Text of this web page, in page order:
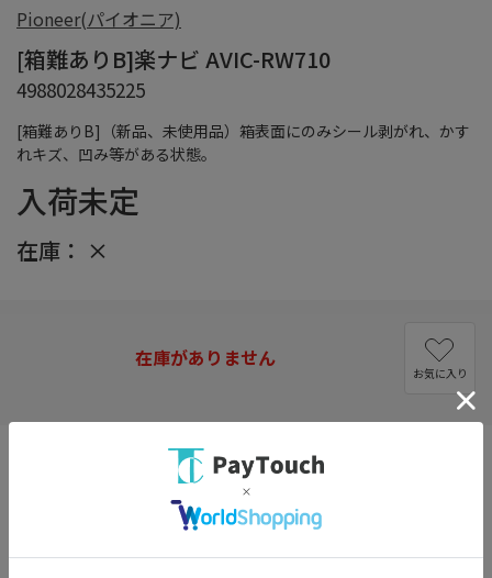
[箱難ありB]（新品、未使用品）箱表面にのみシール剥がれ、かす
れキズ、凹み等がある状態。
Pioneer(パイオニア)
[箱難ありB]楽ナビ AVIC-RW710
4988028435225
入荷未定
在庫： ×
在庫がありません
お気に入り
タイプ： 一体型(2DIN)
記録メディアタイプ： メモリ
TVチューナー： フルセグ(地デジ)